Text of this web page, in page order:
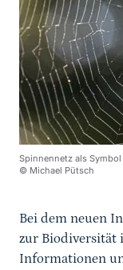
Spinnennetz als
© Michael Pütsch
Bei dem neuen
zur Biodiversität
Informationen